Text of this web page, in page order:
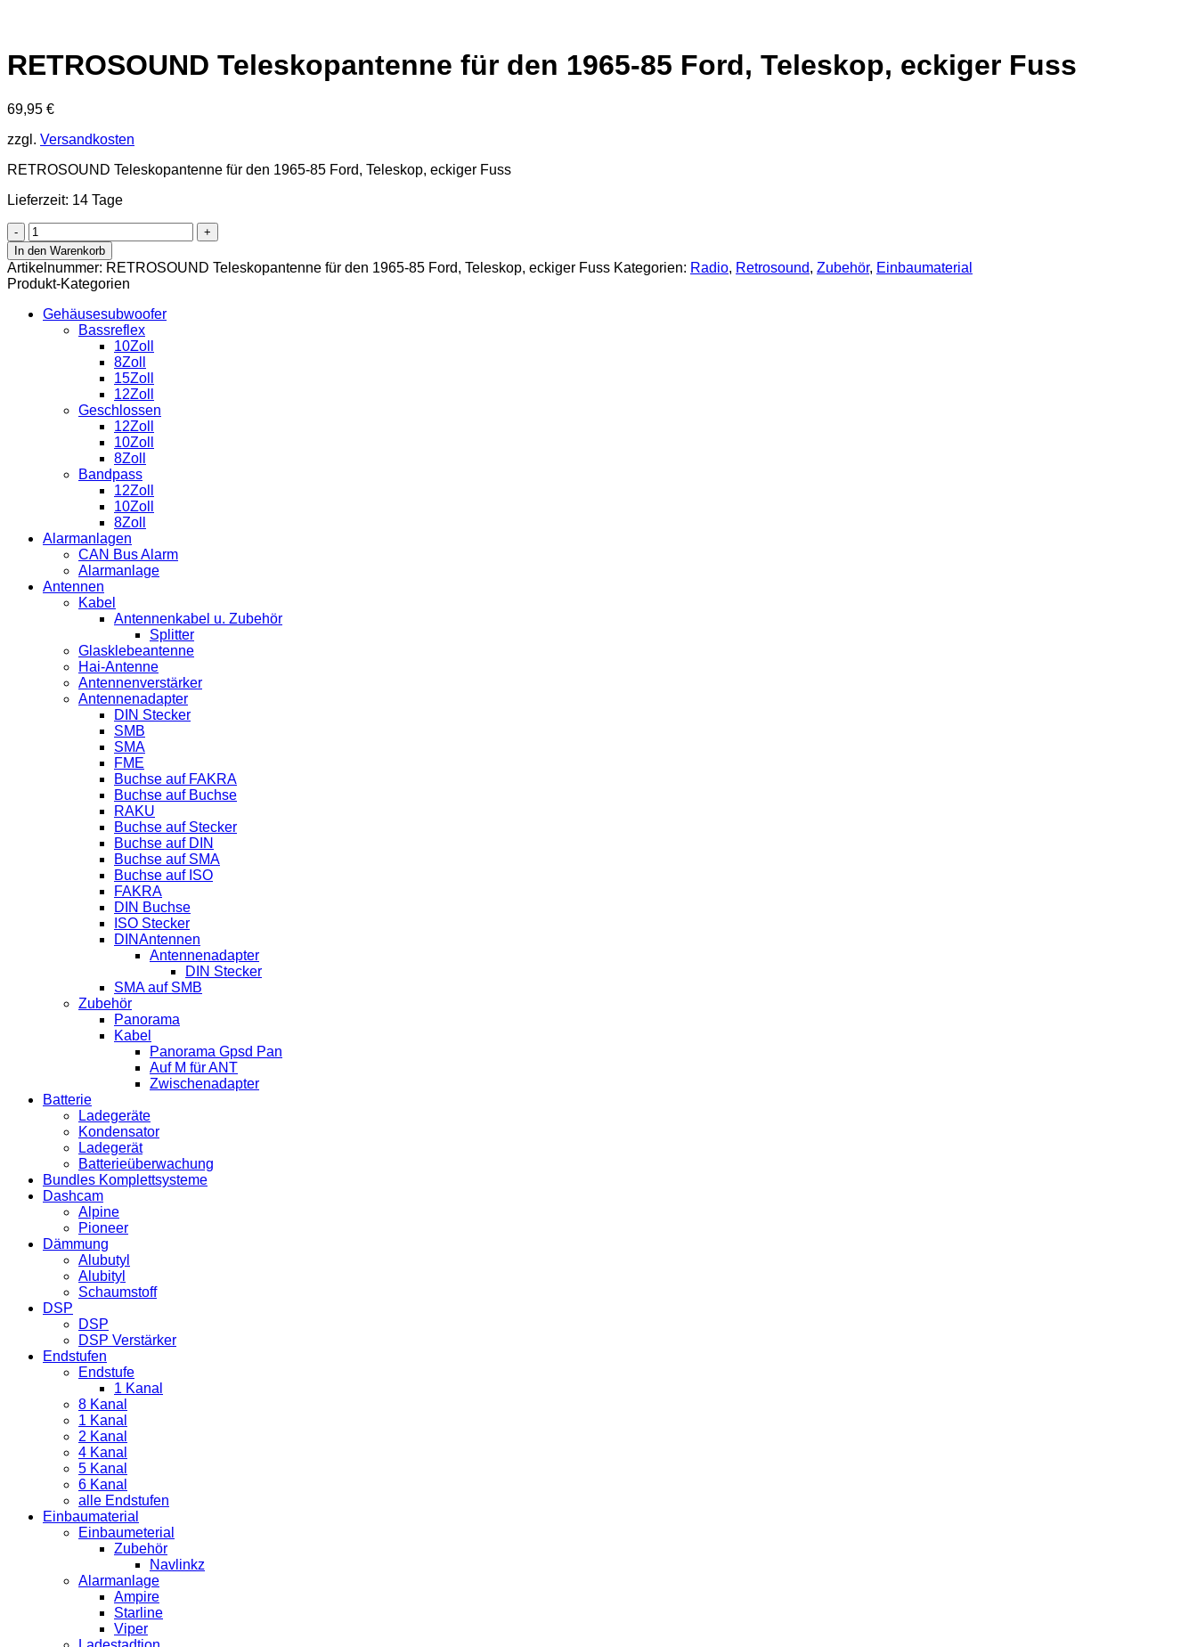
RETROSOUND Teleskopantenne für den 1965-85 Ford, Teleskop, eckiger Fuss
69,95 €
zzgl. Versandkosten
RETROSOUND Teleskopantenne für den 1965-85 Ford, Teleskop, eckiger Fuss
Lieferzeit: 14 Tage
RETROSOUND
Teleskopantenne
für
den
1965-
85
Ford,
Teleskop,
In den Warenkorb
Artikelnummer: RETROSOUND Teleskopantenne für den 1965-85 Ford, Teleskop, eckiger Fuss Kategorien: Radio, Retrosound, Zubehör, Einbaumaterial
Produkt-Kategorien
Gehäusesubwoofer
Bassreflex
10Zoll
8Zoll
15Zoll
12Zoll
Geschlossen
12Zoll
10Zoll
8Zoll
Bandpass
12Zoll
10Zoll
8Zoll
Alarmanlagen
CAN Bus Alarm
Alarmanlage
Antennen
Kabel
Antennenkabel u. Zubehör
Splitter
Glasklebeantenne
Hai-Antenne
Antennenverstärker
Antennenadapter
DIN Stecker
SMB
SMA
FME
Buchse auf FAKRA
Buchse auf Buchse
RAKU
Buchse auf Stecker
Buchse auf DIN
Buchse auf SMA
Buchse auf ISO
FAKRA
DIN Buchse
ISO Stecker
DINAntennen
Antennenadapter
DIN Stecker
SMA auf SMB
Zubehör
Panorama
Kabel
Panorama Gpsd Pan
Auf M für ANT
Zwischenadapter
Batterie
Ladegeräte
Kondensator
Ladegerät
Batterieüberwachung
Bundles Komplettsysteme
Dashcam
Alpine
Pioneer
Dämmung
Alubutyl
Alubityl
Schaumstoff
DSP
DSP
DSP Verstärker
Endstufen
Endstufe
1 Kanal
8 Kanal
1 Kanal
2 Kanal
4 Kanal
5 Kanal
6 Kanal
alle Endstufen
Einbaumaterial
Einbaumeterial
Zubehör
Navlinkz
Alarmanlage
Ampire
Starline
Viper